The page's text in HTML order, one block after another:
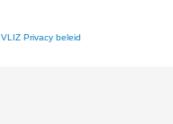
VLIZ Privacy beleid